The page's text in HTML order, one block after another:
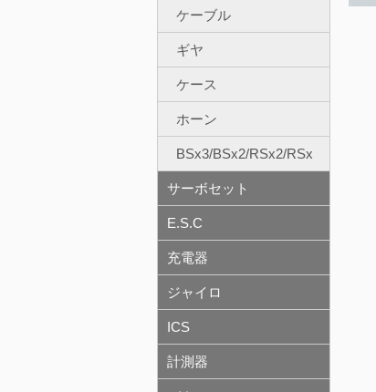
ケーブル
ギヤ
ケース
ホーン
BSx3/BSx2/RSx2/RSx
サーボセット
E.S.C
充電器
ジャイロ
ICS
計測器